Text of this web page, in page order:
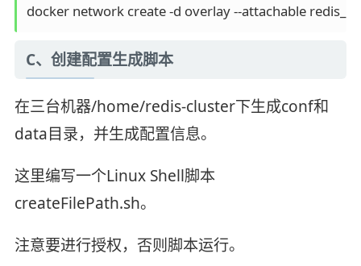
docker network create -d overlay --attachable
C、创建配置生成脚本
在三台机器/home/redis-cluster下生成conf和
data目录，并生成配置信息。
这里编写一个Linux Shell脚本
createFilePath.sh。
注意要进行授权，否则脚本运行。